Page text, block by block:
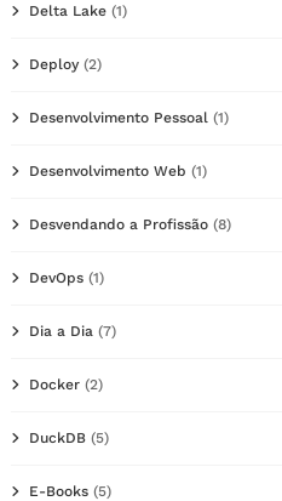
Delta Lake (1)
Deploy (2)
Desenvolvimento Pessoal (1)
Desenvolvimento Web (1)
Desvendando a Profissão (8)
DevOps (1)
Dia a Dia (7)
Docker (2)
DuckDB (5)
E-Books (5)